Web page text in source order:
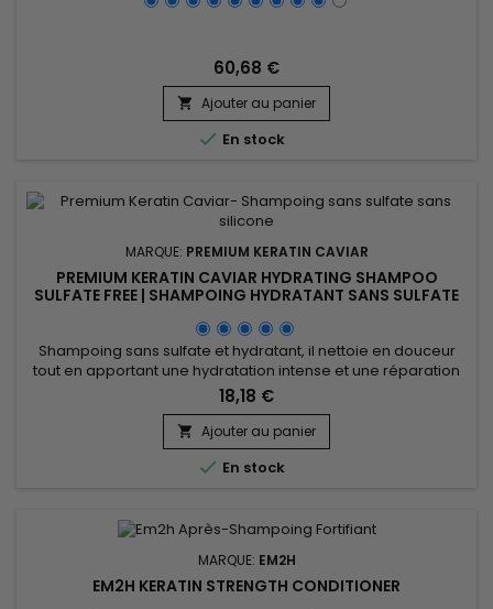
60,68 €
 Ajouter au panier
 En stock
MARQUE: PREMIUM KERATIN CAVIAR
PREMIUM KERATIN CAVIAR HYDRATING SHAMPOO
SULFATE FREE | SHAMPOING HYDRATANT SANS SULFATE
Shampoing sans sulfate et hydratant, il nettoie en douceur
tout en apportant une hydratation intense et une réparation
en profondeur aux cheveux secs, abîmés ou fragilisés.
Formulé avec de la kératine, de la protéine de soie, du
panthénol, de l'huile d'argan et du beurre de karité, il
renforce la fibre capillaire, réduit la casse et prévient les
pointes...
18,18 €
 Ajouter au panier
 En stock
MARQUE: EM2H
EM2H KERATIN STRENGTH CONDITIONER